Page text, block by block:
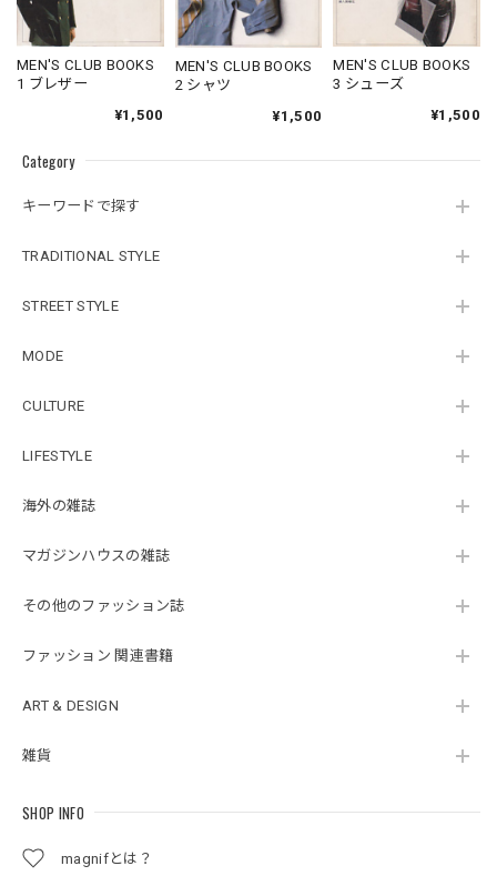
Category
キーワードで探す
TRADITIONAL STYLE
STREET STYLE
MODE
CULTURE
LIFESTYLE
海外の雑誌
マガジンハウスの雑誌
その他のファッション誌
ファッション 関連書籍
ART & DESIGN
雑貨
SHOP INFO
magnifとは？
MEN'S CLUB BOOKS
1 ブレザー
¥1,500
MEN'S CLUB BOOKS
2 シャツ
¥1,500
MEN'S CLUB BOOKS
3 シューズ
¥1,500